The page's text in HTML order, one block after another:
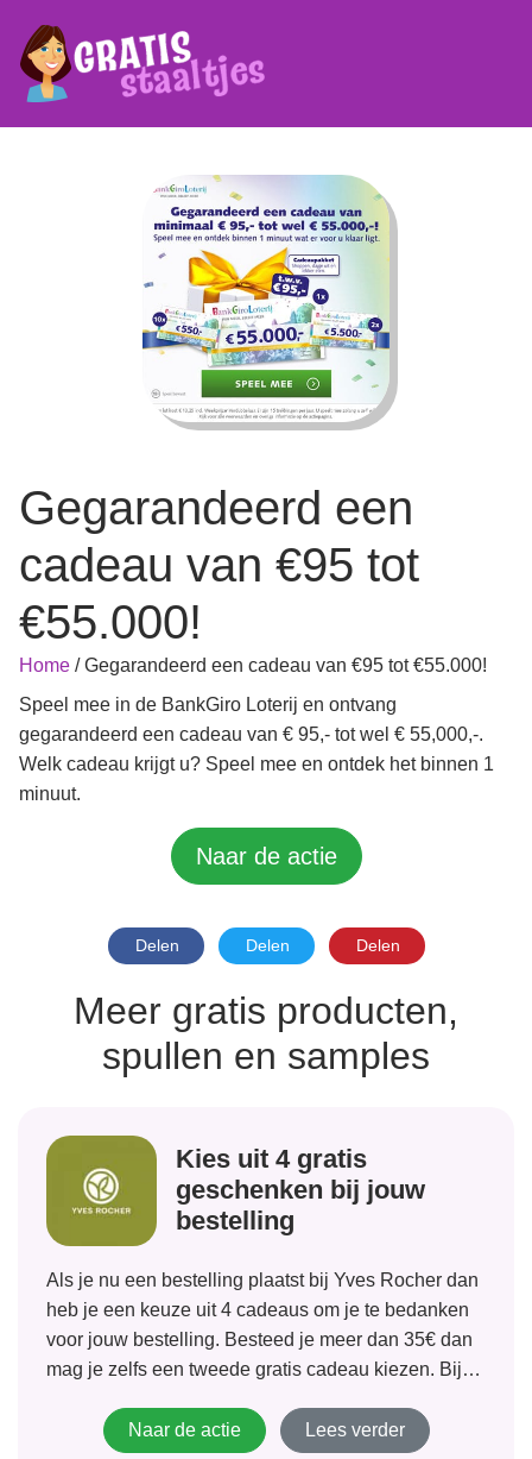
Gegarandeerd een
cadeau van €95 tot
€55.000!
Home /Gegarandeerd een cadeau van €95 tot €55.000!
Speel mee in de BankGiro Loterij en ontvang
gegarandeerd een cadeau van € 95,- tot wel € 55,000,-.
Welk cadeau krijgt u? Speel mee en ontdek het binnen 1
minuut.
Naar de actie
Delen Delen Delen
Meer gratis producten,
spullen en samples
Kies uit 4 gratis
geschenken bij jouw
bestelling
Als je nu een bestelling plaatst bij Yves Rocher dan
heb je een keuze uit 4 cadeaus om je te bedanken
voor jouw bestelling. Besteed je meer dan 35€ dan
mag je zelfs een tweede gratis cadeau kiezen. Bij
Naar de actie
Lees verder